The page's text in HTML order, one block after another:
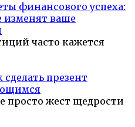
финансового успеха:
изменят ваше
часто кажется
презент
просто жест щедрости